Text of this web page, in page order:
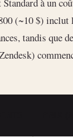
(~10 $)
tandis que